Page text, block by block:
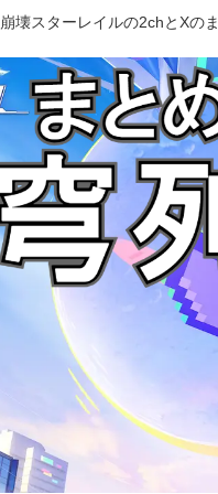
崩壊スターレイルの2chとXの